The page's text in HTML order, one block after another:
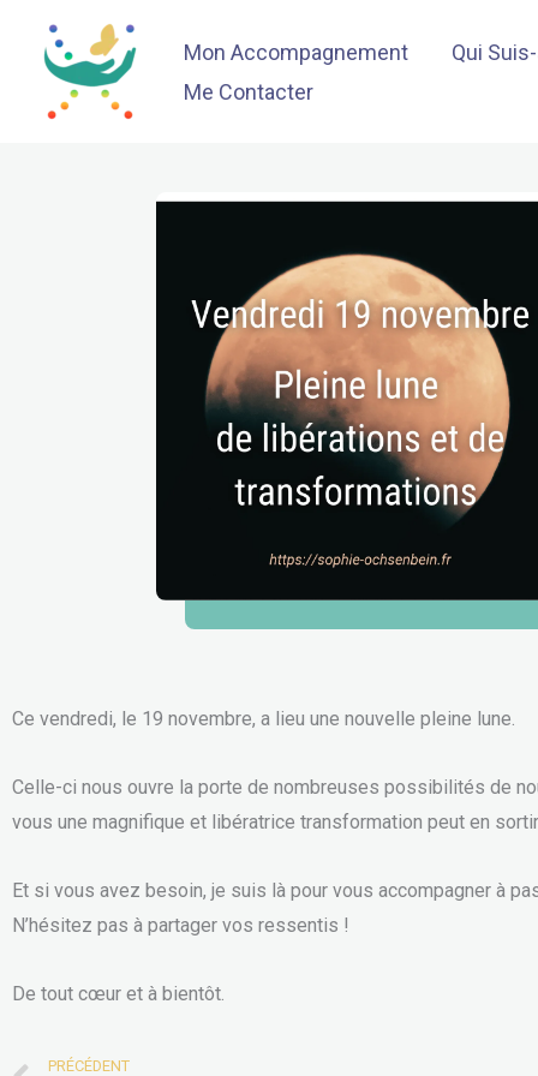
contenu
Mon Accompagnement Qui
Me Contacter
Ce vendredi, le 19 novembre, a lieu une nouvelle pleine lune.
Celle-ci nous ouvre la porte de nombreuses possibilités de
vous une magnifique et libératrice transformation peut en
Et si vous avez besoin, je suis là pour vous accompagner à
N’hésitez pas à partager vos ressentis !
De tout cœur et à bientôt.
PRÉCÉDENT